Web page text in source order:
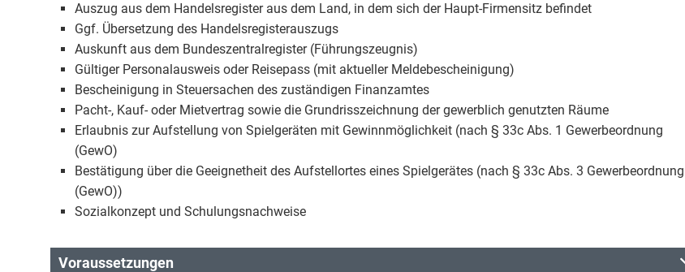
Auszug aus dem Handelsregister aus dem Land, in dem sich der Haupt-Firmensitz befindet
Ggf. Übersetzung des Handelsregisterauszugs
Auskunft aus dem Bundeszentralregister (Führungszeugnis)
Gültiger Personalausweis oder Reisepass (mit aktueller Meldebescheinigung)
Bescheinigung in Steuersachen des zuständigen Finanzamtes
Pacht-, Kauf- oder Mietvertrag sowie die Grundrisszeichnung der gewerblich genutzten Räume
Erlaubnis zur Aufstellung von Spielgeräten mit Gewinnmöglichkeit (nach § 33c Abs. 1 Gewerbeordnung
(GewO)
Bestätigung über die Geeignetheit des Aufstellortes eines Spielgerätes (nach § 33c Abs. 3 Gewerbeordnung
(GewO))
Sozialkonzept und Schulungsnachweise
Voraussetzungen